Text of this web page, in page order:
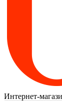
Интернет-